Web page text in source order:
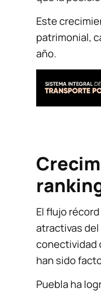
Este
patrimonial,
año.
El flujo
atractivas
conectividad
han sido
Puebla ha